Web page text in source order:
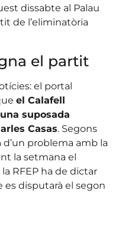
dissabte al Palau
de l’eliminatòria
el partit
el portal
el Calafell
suposada
Casas. Segons
problema amb la
la setmana el
RFEP ha de dictar
es disputarà el segon